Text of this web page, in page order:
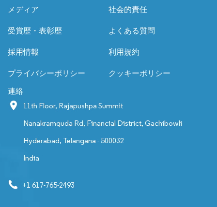
メディア 社会的責任
受賞歴・表彰歴 よくある質問
採用情報 利用規約
プライバシーポリシー クッキーポリシー
連絡
11th Floor, Rajapushpa Summit
Nanakramguda Rd, Financial District, Gachibowli
Hyderabad, Telangana - 500032
India
+1 617-765-2493